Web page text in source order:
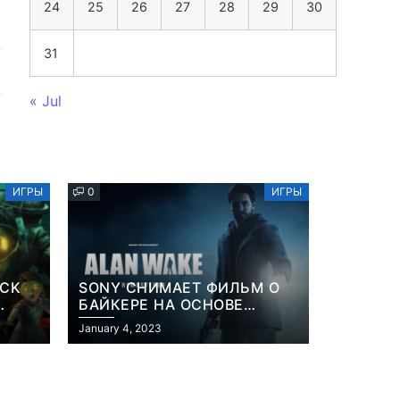
24 25 26 27 28 29 30
31
« Jul
ИГРЫ 0 ИГРЫ
SONY СНИМАЕТ ФИЛЬМ О
БАЙКЕРЕ НА ОСНОВЕ
ИЗВЕСТНОЙ ВИДЕОИГРЫ
January 4, 2023